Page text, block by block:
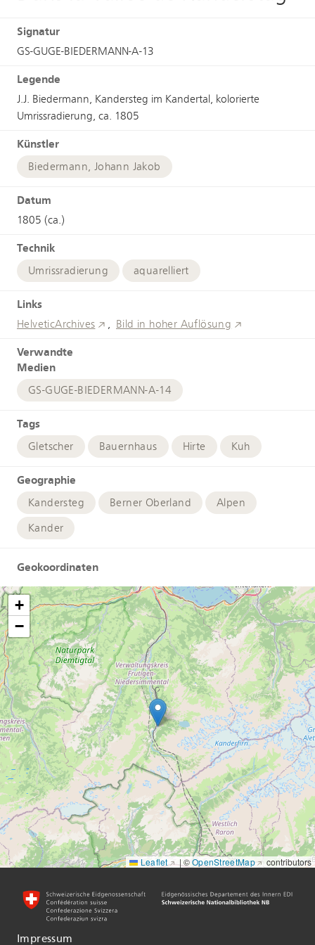
Signatur
GS-GUGE-BIEDERMANN-A-13
Legende
J.J. Biedermann, Kandersteg im Kandertal, kolorierte
Umrissradierung, ca. 1805
Künstler
Biedermann, Johann Jakob
Datum
1805 (ca.)
Technik
Umrissradierung aquarelliert
Links
HelveticArchives Bild in hoher Auflösung
Verwandte
Medien
GS-GUGE-BIEDERMANN-A-14
Tags
Gletscher Bauernhaus Hirte Kuh
Geographie
Kandersteg Berner Oberland
Alpen
Kander
Geokoordinaten
+
−
Leaflet | ©OpenStreetMap contributors
Impressum